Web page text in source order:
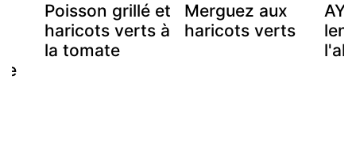
Poisson grillé et
haricots verts à
la tomate
Merguez aux
haricots verts